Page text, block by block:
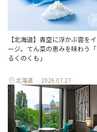
【北海道】青空に浮かぶ雲を
ージ。てん菜の恵みを味わう
るくのくも」
北海道 2026.07.27